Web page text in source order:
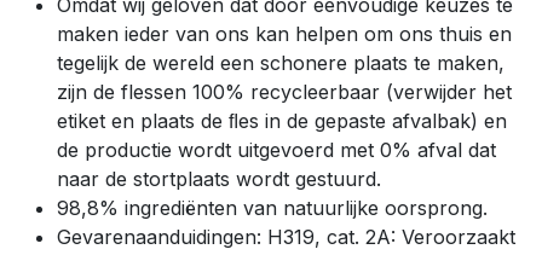
maken ieder van ons kan helpen om ons thuis en
tegelijk de wereld een schonere plaats te maken,
zijn de flessen 100% recycleerbaar (verwijder het
etiket en plaats de ﬂes in de gepaste afvalbak) en
de productie wordt uitgevoerd met 0% afval dat
naar de stortplaats wordt gestuurd.
98,8% ingrediënten van natuurlijke oorsprong.
Gevarenaanduidingen: H319, cat. 2A: Veroorzaakt